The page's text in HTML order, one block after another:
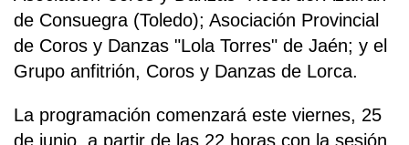
de Consuegra (Toledo); Asociación Provincial
de Coros y Danzas "Lola Torres" de Jaén; y el
Grupo anfitrión, Coros y Danzas de Lorca.
La programación comenzará este viernes, 25
de junio, a partir de las 22 horas con la sesión